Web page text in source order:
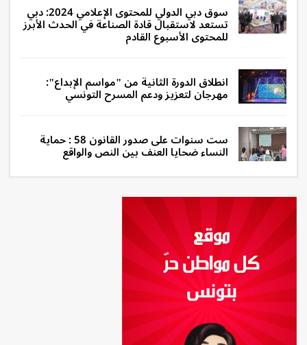
سوق دبي الدولي للمحتوى الإعلامي 2024: دبي
تستعد لاستقبال قادة الصناعة في الحدث الأبرز
للمحتوى الأسبوع القادم
انطلاق الدورة الثانية من "مواسم الإبداع":
مهرجان لتعزيز ودعم المسرح التونسي
ست سنوات على صدور القانون 58 : حماية
النساء ضحايا العنف بين النص والواقع